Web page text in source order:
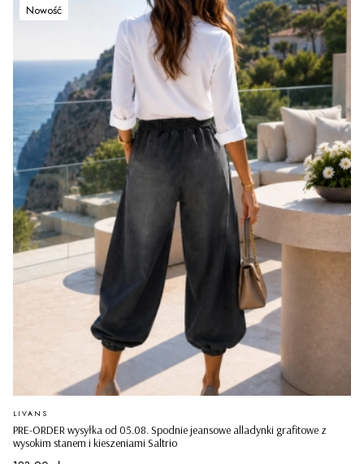
Nowość
PRE-ORDER wysyłka od 05.08. Spodnie jeansowe alladynki grafitowe z
wysokim stanem i kieszeniami Saltrio
PRODUCENT
LIVANS